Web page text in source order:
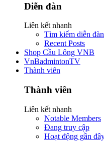
Diễn đàn
Liên kết nhanh
Tìm kiếm diễn đàn
Recent Posts
Shop Cầu Lông VNB
VnBadmintonTV
Thành viên
Thành viên
Liên kết nhanh
Notable Members
Đang truy cập
Hoạt động gần